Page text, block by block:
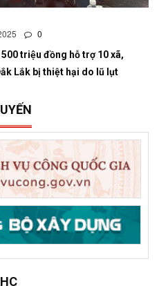
0
triệu đồng hỗ trợ 10 xã,
Lắk bị thiệt hại do lũ lụt